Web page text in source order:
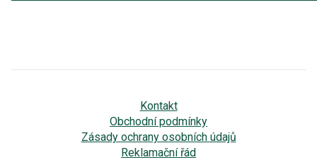
Kontakt
Obchodní podmínky
Zásady ochrany osobních údajů
Reklamační řád